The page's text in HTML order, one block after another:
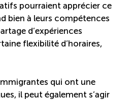
Recherche
pourraient apprécier ce
bien à leurs compétences
d’expériences
flexibilité d’horaires,
qui ont une
il peut également s’agir